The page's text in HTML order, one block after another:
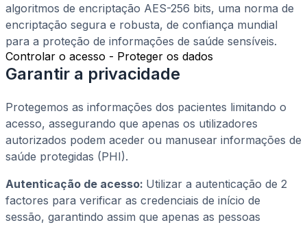
algoritmos de encriptação AES-256 bits, uma norma de
encriptação segura e robusta, de confiança mundial
para a proteção de informações de saúde sensíveis.
Controlar o acesso - Proteger os dados
Garantir a privacidade
Protegemos as informações dos pacientes limitando o
acesso, assegurando que apenas os utilizadores
autorizados podem aceder ou manusear informações de
saúde protegidas (PHI).
Autenticação de acesso: Utilizar a autenticação de 2
factores para verificar as credenciais de início de
sessão, garantindo assim que apenas as pessoas